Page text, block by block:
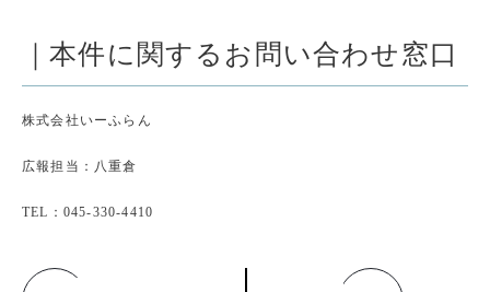
｜本件に関するお問い合わせ窓口
株式会社いーふらん
広報担当：八重倉
TEL：045-330-4410